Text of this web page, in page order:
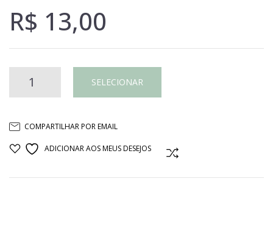
R$ 13,00
Almofada
dourado
SELECIONAR
COMPARTILHAR POR EMAIL
ADICIONAR AOS MEUS DESEJOS